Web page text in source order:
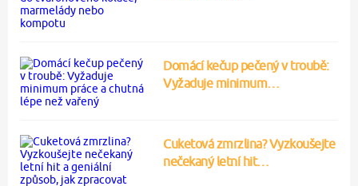
Domácí kečup pečený v troubě:
Vyžaduje minimum…
Cuketová zmrzlina? Vyzkoušejte
nečekaný letní hit…